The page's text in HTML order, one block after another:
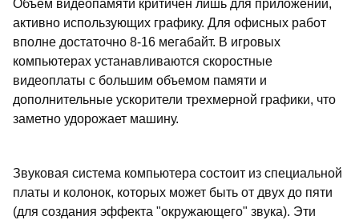
Объем видеопамяти критичен лишь для приложений,
активно использующих графику. Для офисных работ
вполне достаточно 8-16 мегабайт. В игровых
компьютерах устанавливаются скоростные
видеоплаты с большим объемом памяти и
дополнительные ускорители трехмерной графики, что
заметно удорожает машину.
Звуковая система компьютера состоит из специальной
платы и колонок, которых может быть от двух до пяти
(для создания эффекта "окружающего" звука). Эти